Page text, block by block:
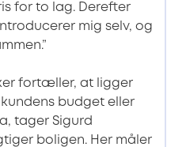
for to lag. Derefter
mig selv, og
fortæller, at ligger
budget eller
tager Sigurd
boligen. Her måler